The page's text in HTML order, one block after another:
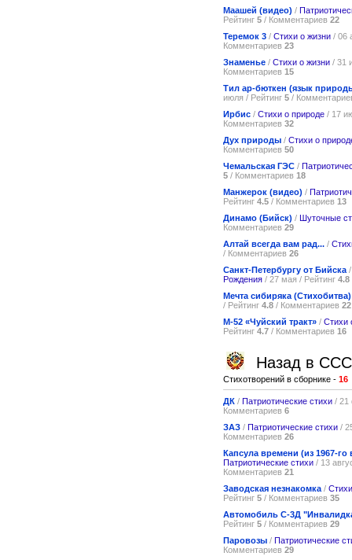
Маашей (видео) /
Рейтинг 5 / Комментариев 22
Теремок 3 / Стихи о жизни / 06
Комментариев 23
Знаменье / Стихи о жизни / 31
Комментариев 15
Тил ар-бюткен (язык
июля / Рейтинг 5 /
Ирбис / Стихи о природе / 17
Комментариев 32
Дух природы / Стихи о
Комментариев 50
Чемальская ГЭС /
5 / Комментариев 18
Манжерок (видео) /
Рейтинг 4.5 / Комментариев 13
Динамо (Бийск) / Шуточные
Комментариев 29
Алтай всегда вам рад... /
/ Комментариев 26
Санкт-Петербургу от Бийска
Рождения / 27 мая / Рейтинг 4.8
Мечта сибиряка (Стихобитва)
/ Рейтинг 4.8 / Комментариев 22
М-52 «Чуйский тракт» / Стихи
Рейтинг 4.7 / Комментариев 16
Назад в
Стихотворений в сборнике - 16
ДК / Патриотические стихи / 21
Комментариев 6
ЗАЗ / Патриотические стихи /
Комментариев 26
Капсула времени (из 1967-го
Патриотические стихи / 13
Комментариев 21
Заводская незнакомка /
Рейтинг 5 / Комментариев 35
Автомобиль С-3Д
Рейтинг 5 / Комментариев 29
Паровозы / Патриотические
Комментариев 29